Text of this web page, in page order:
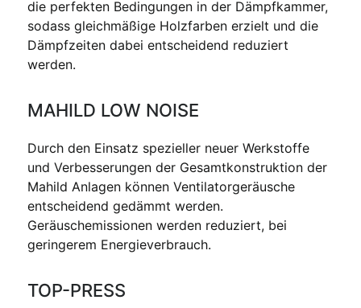
die perfekten Bedingungen in der Dämpfkammer,
sodass gleichmäßige Holzfarben erzielt und die
Dämpfzeiten dabei entscheidend reduziert
werden.
MAHILD LOW NOISE
Durch den Einsatz spezieller neuer Werkstoffe
und Verbesserungen der Gesamtkonstruktion der
Mahild Anlagen können Ventilatorgeräusche
entscheidend gedämmt werden.
Geräuschemissionen werden reduziert, bei
geringerem Energieverbrauch.
TOP-PRESS